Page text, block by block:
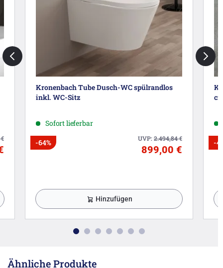
€
Kronenbach Tube Dusch-WC spülrandlos
inkl. WC-Sitz
Sofort lieferbar
UVP:2.494,84€
-64%
899,00 €
Hinzufügen
-
Ähnliche Produkte